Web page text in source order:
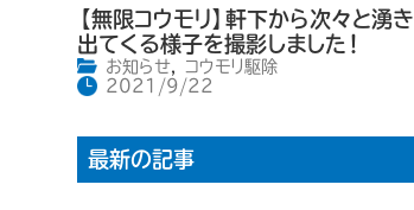
【無限コウモリ】軒下から次々と湧き
出てくる様子を撮影しました！
お知らせ,
コウモリ駆除
2021/9/22
最新の記事